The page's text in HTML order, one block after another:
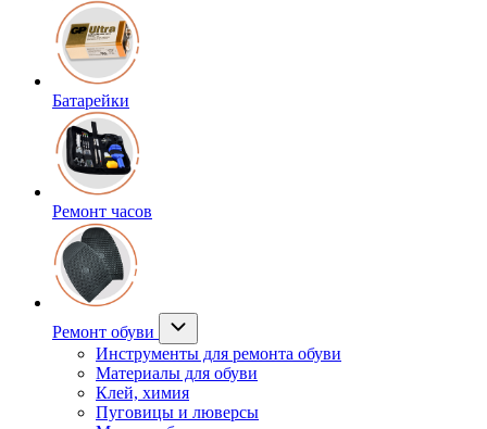
Батарейки
Ремонт часов
Ремонт обуви
Инструменты для ремонта обуви
Материалы для обуви
Клей, химия
Пуговицы и люверсы